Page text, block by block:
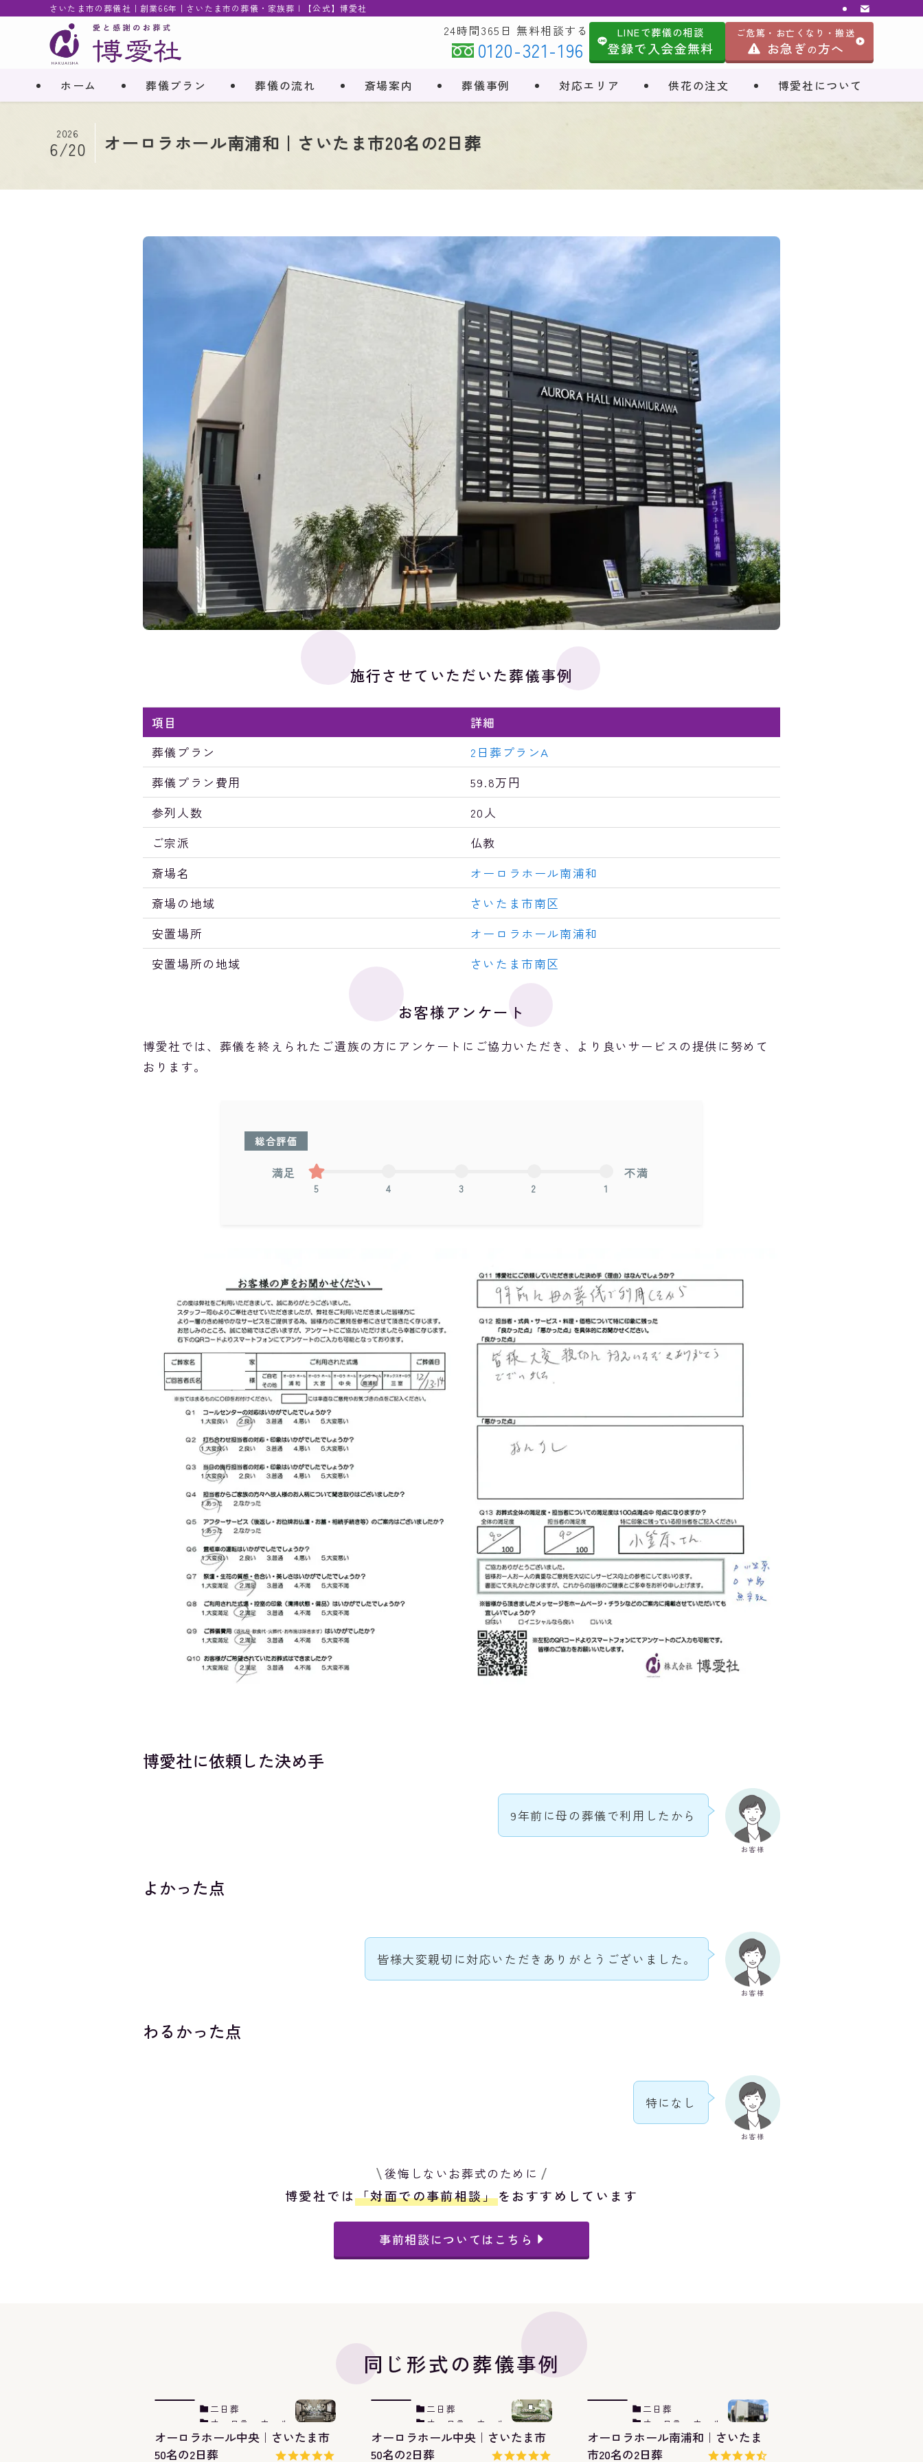
さいたま市の葬儀社｜創業66年｜さいたま市の葬儀・家族葬 | 【公式】博愛社
ホーム 葬儀プラン 葬儀の流れ 斎場案内 葬儀事例 対応エリア 供花の注文 博愛社について
24時間365日 無料相談する
0120-321-196
LINEで葬儀の相談
登録で入会金無料
ご危篤・お亡くなり・搬送
お急ぎの方へ
オーロラホール南浦和｜さいたま市20名の2日葬
2026
6/20
施行させていただいた葬儀事例
項目
詳細
葬儀プラン
2日葬プランA
葬儀プラン費用
59.8万円
参列人数
20人
ご宗派
仏教
斎場名
オーロラホール南浦和
斎場の地域
さいたま市南区
安置場所
オーロラホール南浦和
安置場所の地域
さいたま市南区
お客様アンケート
博愛社では、葬儀を終えられたご遺族の方にアンケートにご協力いただき、より良いサービスの提供に努めて
おります。
総合評価
満足
5 4 3 2 1
不満
博愛社に依頼した決め手
お客様
9年前に母の葬儀で利用したから
よかった点
お客様
皆様大変親切に対応いただきありがとうございました。
わるかった点
お客様
特になし
後悔しないお葬式のために
博愛社では「対面での事前相談」を おすすめしています
事前相談についてはこちら
同じ形式の葬儀事例
オーロラ・ホール
中央
二日葬
オーロラホール中央｜さいたま市
50名の2日葬
オーロラ・ホール
中央
二日葬
オーロラホール中央｜さいたま市
50名の2日葬
オーロラ・ホール
南浦和
二日葬
オーロラホール南浦和｜さいたま
市20名の2日葬